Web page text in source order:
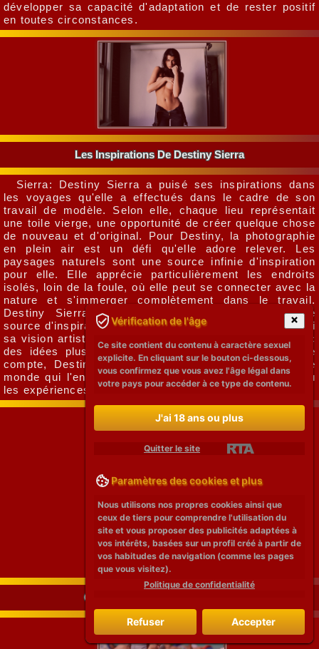
développer sa capacité d'adaptation et de rester positif
en toutes circonstances.
Les Inspirations De Destiny Sierra
Sierra: Destiny Sierra a puisé ses inspirations dans
les voyages qu'elle a effectués dans le cadre de son
travail de modèle. Selon elle, chaque lieu représentait
une toile vierge, une opportunité de créer quelque chose
de nouveau et d'original. Pour Destiny, la photographie
en plein air est un défi qu'elle adore relever. Les
paysages naturels sont une source infinie d'inspiration
pour elle. Elle apprécie particulièrement les endroits
isolés, loin de la foule, où elle peut se connecter avec la
nature et s'immerger complètement dans le travail.
Destiny Sierra photos intimes sont également une
source d'inspiration pour elle. Ces expériences ont élargi
sa vision artistique et l'ont amenée à expérimenter avec
des idées plus audacieuses et ambitieuses. En fin de
compte, Destiny Sierra trouve son inspiration dans le
monde qui l'entoure, que ce soit la nature, les gens ou
les expériences de sa propre vie.
Conseils Pour Devenir Modèle
Vérification de l'âge
Ce site contient du contenu à caractère sexuel
explicite. En cliquant sur le bouton ci-dessous,
vous confirmez que vous avez l'âge légal dans
votre pays pour accéder à ce type de contenu.
J'ai 18 ans ou plus
Quitter le site
Paramètres des cookies et plus
Nous utilisons nos propres cookies ainsi que
ceux de tiers pour comprendre l'utilisation du
site et vous proposer des publicités adaptées à
vos intérêts, basées sur un profil créé à partir de
vos habitudes de navigation (comme les pages
que vous visitez).
Politique de confidentialité
Refuser Accepter